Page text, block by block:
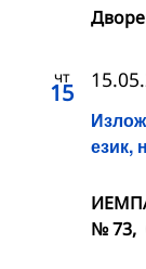
чт
15
език,
№ 73,